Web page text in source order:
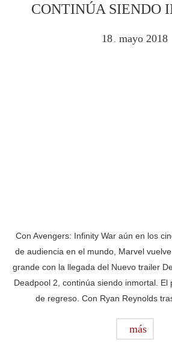
CONTINÚA SIENDO
18 mayo 2018
Con Avengers: Infinity War aún en los
de audiencia en el mundo, Marvel
grande con la llegada del Nuevo trailer
Deadpool 2, continúa siendo inmortal. El
de regreso. Con Ryan Reynolds
más